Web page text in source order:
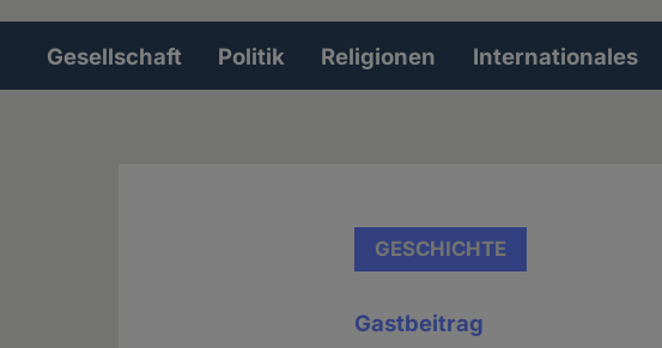
Volltextsuche
Hauptnavigation
Gesellschaft Politik Religionen Internationales
GESCHICHTE
Gastbeitrag